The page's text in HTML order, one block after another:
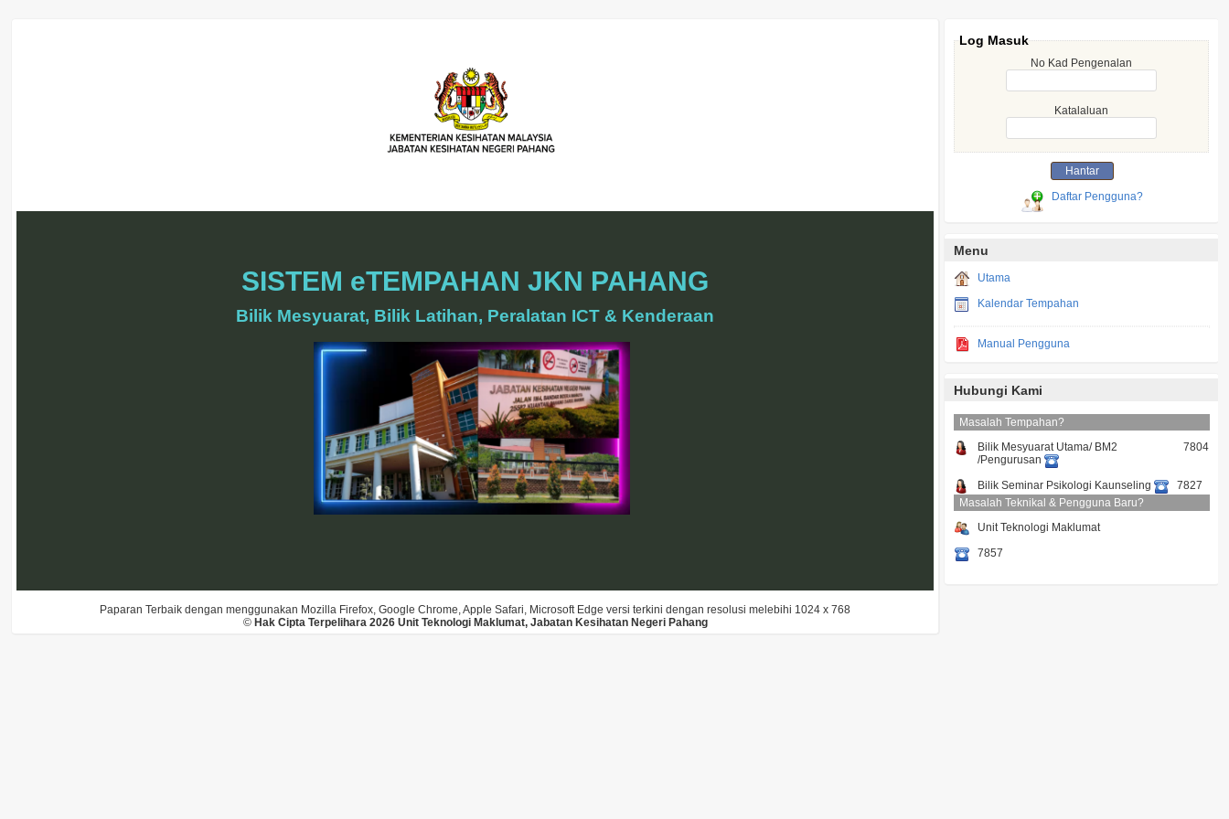
SISTEM eTEMPAHAN JKN PAHANG
Bilik Mesyuarat, Bilik Latihan, Peralatan ICT & Kenderaan
Paparan Terbaik dengan menggunakan Mozilla Firefox, Google Chrome, Apple Safari, Microsoft Edge versi terkini dengan resolusi melebihi 1024 x 768
© Hak Cipta Terpelihara 2026 Unit Teknologi Maklumat, Jabatan Kesihatan Negeri Pahang
Log Masuk
No Kad Pengenalan
Katalaluan
Daftar Pengguna?
Menu
Utama
Kalendar Tempahan
Manual Pengguna
Hubungi Kami
Masalah Tempahan?
Bilik Mesyuarat Utama/ BM2
/Pengurusan
7804
Bilik Seminar Psikologi Kaunseling
7827
Masalah Teknikal & Pengguna Baru?
Unit Teknologi Maklumat
7857